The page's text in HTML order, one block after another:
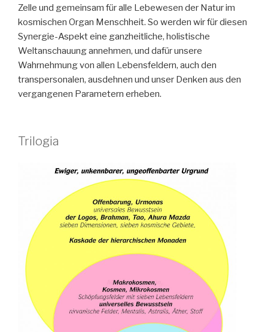
Zelle und gemeinsam für alle Lebewesen der Natur im
kosmischen Organ Menschheit. So werden wir für diesen
Synergie-Aspekt eine ganzheitliche, holistische
Weltanschauung annehmen, und dafür unsere
Wahrnehmung von allen Lebensfeldern, auch den
transpersonalen, ausdehnen und unser Denken aus den
vergangenen Parametern erheben.
Trilogia